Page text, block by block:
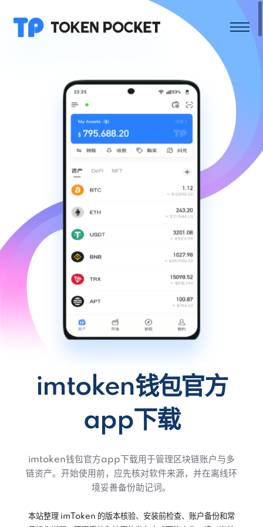
imtoken钱包官方
app下载
imtoken钱包官方app下载用于管理区块链账户与多
链资产。开始使用前，应先核对软件来源，并在离线环
境妥善备份助记词。
本站整理 imToken 的版本核验、安装前检查、账户备份和常